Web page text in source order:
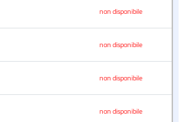
non disponibile
non disponibile
non disponibile
non disponibile